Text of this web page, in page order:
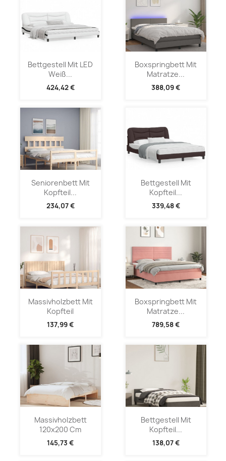
Bettgestell Mit LED
Weiß...
424,42 €
Boxspringbett Mit
Matratze...
388,09 €
Seniorenbett Mit
Kopfteil...
234,07 €
Bettgestell Mit
Kopfteil...
339,48 €
Massivholzbett Mit
Kopfteil
137,99 €
Boxspringbett Mit
Matratze...
789,58 €
Massivholzbett
120x200 Cm
145,73 €
Bettgestell Mit
Kopfteil...
138,07 €